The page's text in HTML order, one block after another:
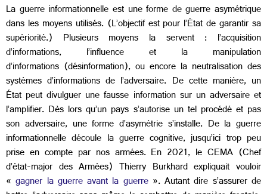
La guerre informationnelle est une forme de guerre asymétrique
dans les moyens utilisés. (L’objectif est pour l’État de garantir sa
supériorité.) Plusieurs moyens la servent : l’acquisition
d’informations, l’influence et la manipulation
d’informations (désinformation), ou encore la neutralisation des
systèmes d’informations de l’adversaire. De cette manière, un
État peut divulguer une fausse information sur un adversaire et
l’amplifier. Dès lors qu’un pays s’autorise un tel procédé et pas
son adversaire, une forme d’asymétrie s’installe. De la guerre
informationnelle découle la guerre cognitive, jusqu’ici trop peu
prise en compte par nos armées. En 2021, le CEMA (Chef
d’état-major des Armées) Thierry Burkhard expliquait vouloir
«gagner la guerre avant la guerre ». Autant dire s’assurer de